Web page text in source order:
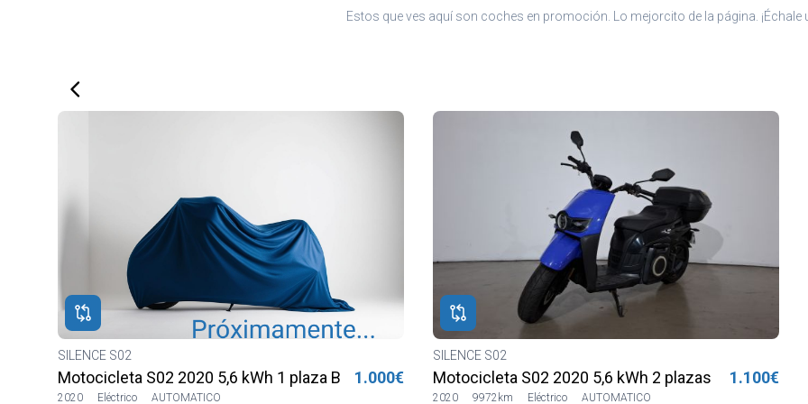
Estos que ves aquí son coches en promoción. Lo mejorcito de la página. ¡Échale
SILENCE S02
Motocicleta S02 2020 5,6 kWh 1 plaza Blanca
2020 Eléctrico AUTOMATICO
1.000€
SILENCE S02
Motocicleta S02 2020 5,6 kWh 2 plazas Lilia LVSH
2020 9972km Eléctrico AUTOMATICO
1.100€